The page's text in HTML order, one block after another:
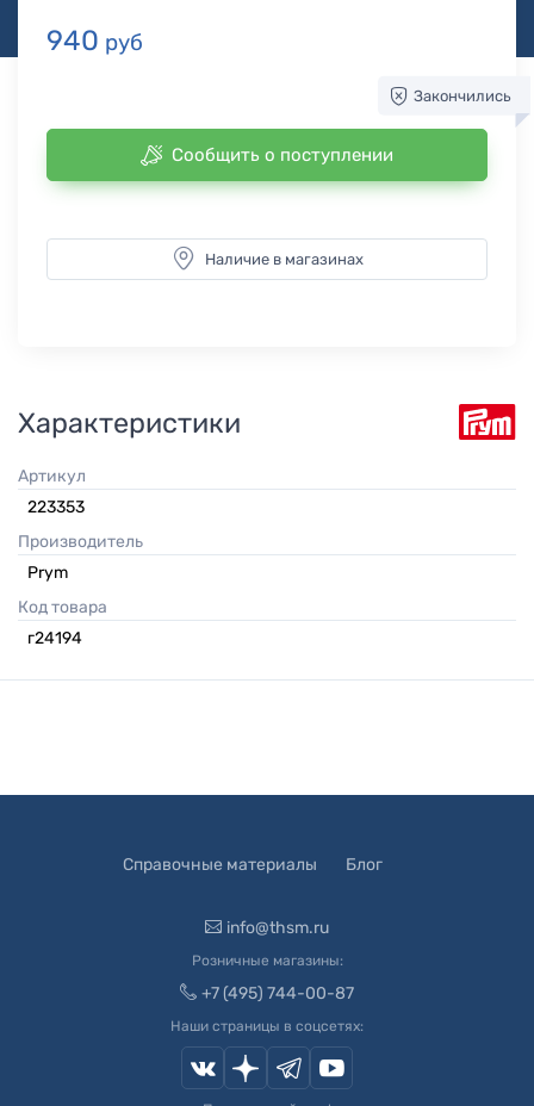
940 руб
Закончились
Сообщить о поступлении
Наличие в магазинах
Характеристики
Артикул
223353
Производитель
Prym
Код товара
г24194
Справочные материалы Блог
info@thsm.ru
Розничные магазины:
+7 (495) 744-00-87
Наши страницы в соцсетях: